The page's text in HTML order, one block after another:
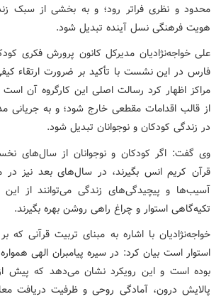
محدود و نظری فراتر رود؛ و به بخشی از سبک
هویت فرهنگی نسل آینده تبدیل شود.
علی خواجه‌نژادیان مدیرکل کانون پرورش فکری
فارس در این نشست با تأکید بر ضرورت ارتقاء
مراکز اظهار کرد رسالت اصلی این کارگروه آن
از قالب اقدامات مقطعی خارج شود؛ و به جریانی
در زندگی کودکان و نوجوانان تبدیل شود.
وی گفت: اگر کودکان و نوجوانان از سال‌های
قرآن کریم انس بگیرند، در سال‌های بعد نیز در
آسیب‌ها و پیچیدگی‌های زندگی می‌توانند از این
تکیه‌گاهی استوار و چراغ راهی روشن بهره بگیرند.
خواجه‌نژادیان با اشاره به مبنای تربیت قرآنی که
استوار است بیان کرد: در سیره پیامبران الهی
بوده است و این رویکرد نشان می‌دهد که پیش از
پالایش درون، آمادگی روحی و ظرفیت دریافت